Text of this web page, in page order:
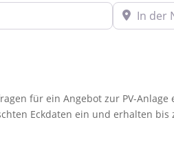
In der Nähe
für ein Angebot zur PV-
Eckdaten ein und erhalten